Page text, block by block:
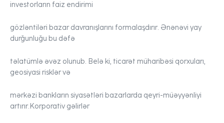
investorların faiz endirimi
gözləntiləri bazar davranışlarını formalaşdırır. Ənənəvi yay
durğunluğu bu dəfə
təlatümlə əvəz olunub. Belə ki, ticarət müharibəsi qorxuları,
geosiyasi risklər və
mərkəzi bankların siyasətləri bazarlarda qeyri-müəyyənliyi
artırır.Korporativ gəlirlər